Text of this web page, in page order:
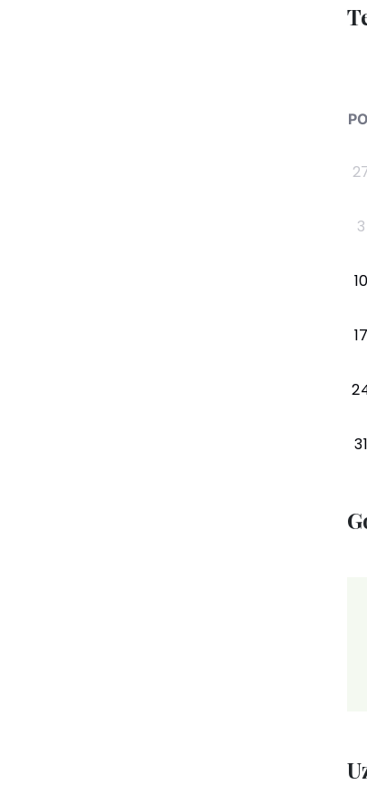
3
10
17
31